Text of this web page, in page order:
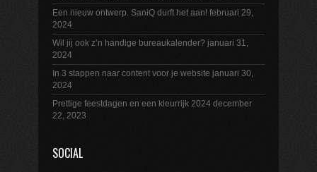
Een nieuw ontwerp. SaniQ durft het aan! februari 29,
2024
Wil jij ook z’n handige bureaukalender? januari 31,
2024
In 3 stappen naar content voor je website januari 30,
2024
Prettige feestdagen en een kleurrijk 2024 december
22, 2023
SOCIAL